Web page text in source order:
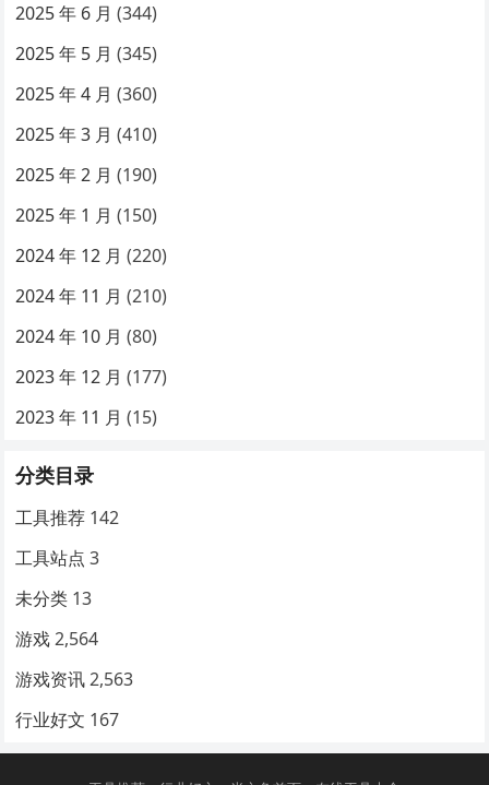
2025 年 6 月 (344)
2025 年 5 月 (345)
2025 年 4 月 (360)
2025 年 3 月 (410)
2025 年 2 月 (190)
2025 年 1 月 (150)
2024 年 12 月 (220)
2024 年 11 月 (210)
2024 年 10 月 (80)
2023 年 12 月 (177)
2023 年 11 月 (15)
分类目录
工具推荐 142
工具站点 3
未分类 13
游戏 2,564
游戏资讯 2,563
行业好文 167